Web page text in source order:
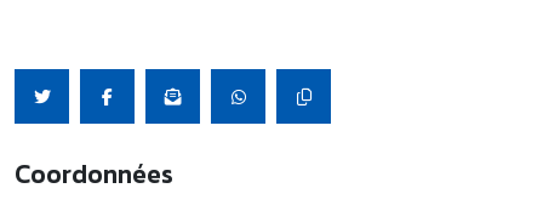
Coordonnées